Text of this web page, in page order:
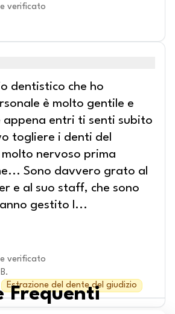
verificato
dentistico che ho
è molto gentile e
appena entri ti senti subito
togliere i denti del
nervoso prima
Sono davvero grato al
e al suo staff, che sono
gestito l...
verificato
Estrazione del dente del giudizio
Frequenti